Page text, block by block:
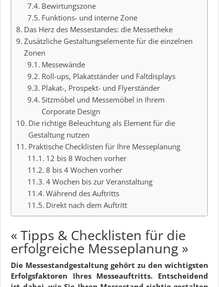
Bewirtungszone
Funktions- und interne Zone
Das Herz des Messestandes: die Messetheke
Zusätzliche Gestaltungselemente für die einzelnen
Zonen
Messewände
Roll-ups, Plakatständer und Faltdisplays
Plakat-, Prospekt- und Flyerständer
Sitzmöbel und Messemöbel in Ihrem
Corporate Design
Die richtige Beleuchtung als Element für die
Gestaltung nutzen
Praktische Checklisten für Ihre Messeplanung
12 bis 8 Wochen vorher
8 bis 4 Wochen vorher
4 Wochen bis zur Veranstaltung
Während des Auftritts
Direkt nach dem Auftritt
« Tipps & Checklisten für die
erfolgreiche Messeplanung »
Die Messestandgestaltung gehört zu den wichtigsten
Erfolgsfaktoren Ihres Messeauftritts. Entscheidend